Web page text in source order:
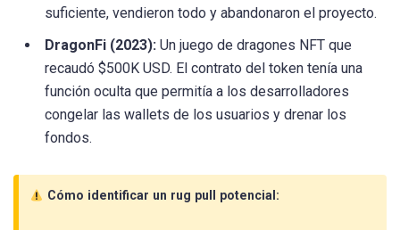
suficiente, vendieron todo y abandonaron el proyecto.
DragonFi (2023): Un juego de dragones NFT que
recaudó $500K USD. El contrato del token tenía una
función oculta que permitía a los desarrolladores
congelar las wallets de los usuarios y drenar los
fondos.
Cómo identificar un rug pull potencial: